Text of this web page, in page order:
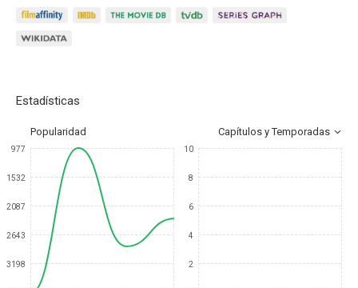
Estadísticas
Popularidad Capítulos y Temporadas
977
1532
2087
2643
3198
10
8
6
4
2